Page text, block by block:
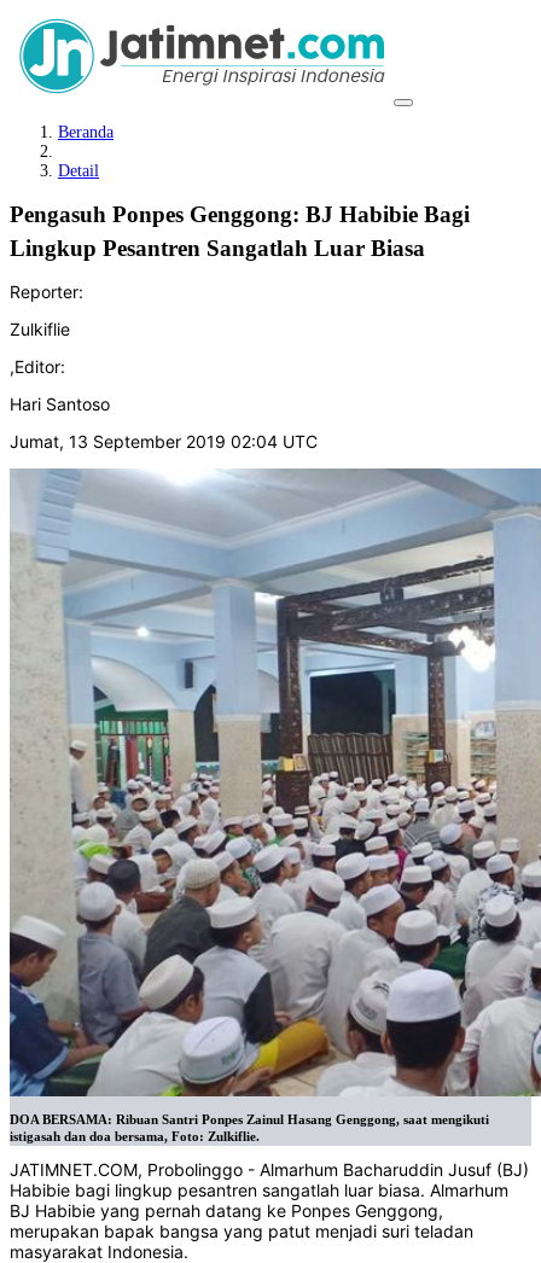
Beranda
Detail
Pengasuh Ponpes Genggong: BJ Habibie Bagi
Lingkup Pesantren Sangatlah Luar Biasa
Reporter:
Zulkiflie
,Editor:
Hari Santoso
Jumat, 13 September 2019 02:04 UTC
DOA BERSAMA: Ribuan Santri Ponpes Zainul Hasang Genggong, saat mengikuti
istigasah dan doa bersama, Foto: Zulkiflie.
JATIMNET.COM, Probolinggo - Almarhum Bacharuddin Jusuf (BJ)
Habibie bagi lingkup pesantren sangatlah luar biasa. Almarhum
BJ Habibie yang pernah datang ke Ponpes Genggong,
merupakan bapak bangsa yang patut menjadi suri teladan
masyarakat Indonesia.